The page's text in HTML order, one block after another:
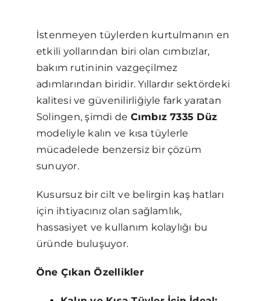
İstenmeyen tüylerden kurtulmanın en
etkili yollarından biri olan cımbızlar,
bakım rutininin vazgeçilmez
adımlarından biridir. Yıllardır sektördeki
kalitesi ve güvenilirliğiyle fark yaratan
Solingen, şimdi de Cımbız 7335 Düz
modeliyle kalın ve kısa tüylerle
mücadelede benzersiz bir çözüm
sunuyor.
Kusursuz bir cilt ve belirgin kaş hatları
için ihtiyacınız olan sağlamlık,
hassasiyet ve kullanım kolaylığı bu
üründe buluşuyor.
Öne Çıkan Özellikler